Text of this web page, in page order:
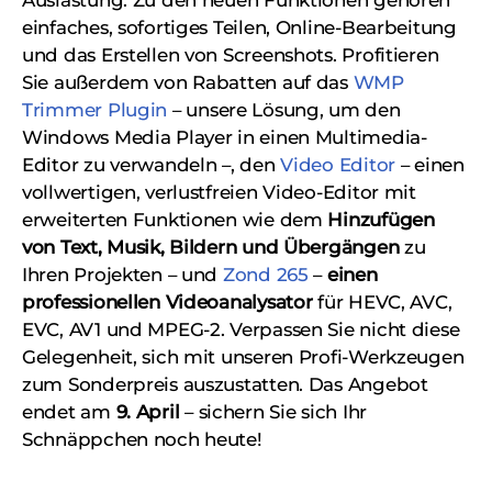
einfaches, sofortiges Teilen, Online-Bearbeitung
und das Erstellen von Screenshots. Profitieren
Sie außerdem von Rabatten auf das WMP
Trimmer Plugin – unsere Lösung, um den
Windows Media Player in einen Multimedia-
Editor zu verwandeln –, denVideo Editor – einen
vollwertigen, verlustfreien Video-Editor mit
erweiterten Funktionen wie dem Hinzufügen
von Text, Musik, Bildern und Übergängenzu
Ihren Projekten – und Zond 265 – einen
professionellen Videoanalysatorfür HEVC, AVC,
EVC, AV1 und MPEG-2. Verpassen Sie nicht diese
Gelegenheit, sich mit unseren Profi-Werkzeugen
zum Sonderpreis auszustatten. Das Angebot
endet am 9. April – sichern Sie sich Ihr
Schnäppchen noch heute!